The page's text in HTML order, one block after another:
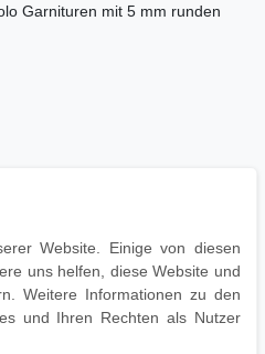
Garnituren mit 5 mm runden
Rubinrot oder Terrbraun.
Polyester
Website. Einige von diesen
uns helfen, diese Website und
Weitere Informationen zu den
und Ihren Rechten als Nutzer